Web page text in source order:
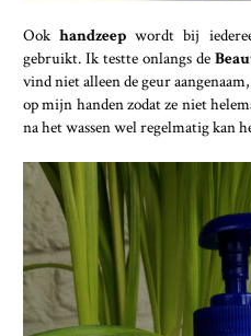
Ookhandzeepwordt bij
gebruikt. Ik testte onlangs de
vind niet alleen de geur
op mijn handen zodat ze niet
na het wassen wel regelmatig kan